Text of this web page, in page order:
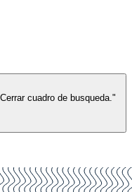
Cerrar cuadro de busqueda."